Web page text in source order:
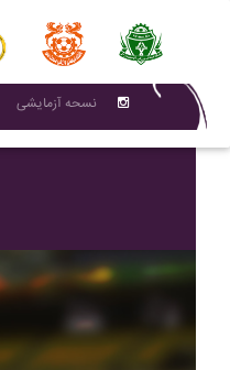
نسحه آزمایشی